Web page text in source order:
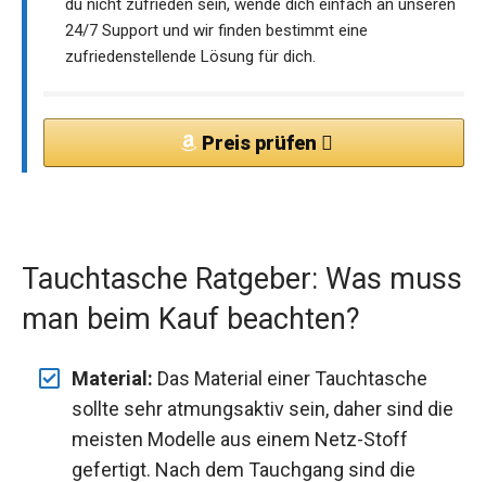
du nicht zufrieden sein, wende dich einfach an unseren
24/7 Support und wir finden bestimmt eine
zufriedenstellende Lösung für dich.
Preis prüfen
Tauchtasche Ratgeber: Was muss
man beim Kauf beachten?
Material: Das Material einer Tauchtasche
sollte sehr atmungsaktiv sein, daher sind die
meisten Modelle aus einem Netz-Stoff
gefertigt. Nach dem Tauchgang sind die